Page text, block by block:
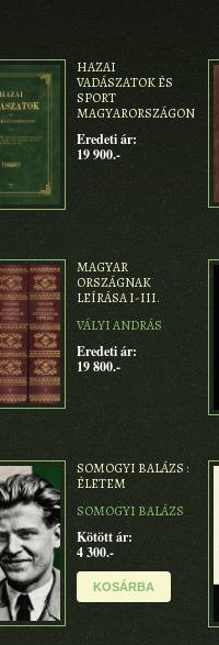
HAZAI
VADÁSZATOK ÉS
SPORT
MAGYARORSZÁGON
Eredeti ár:
19 900.-
MAGYAR
ORSZÁGNAK
LEÍRÁSA I-III.
VÁLYI ANDRÁS
Eredeti ár:
19 800.-
SOMOGYI BALÁZS :
ÉLETEM
SOMOGYI BALÁZS
Kötött ár:
4 300.-
KOSÁRBA